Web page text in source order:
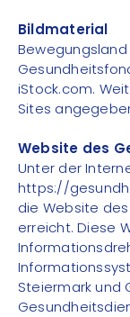
Bildmaterial
iStock.com.
Sites
Website des
Unter der
https://
die Website
erreicht. Diese
Steiermark und